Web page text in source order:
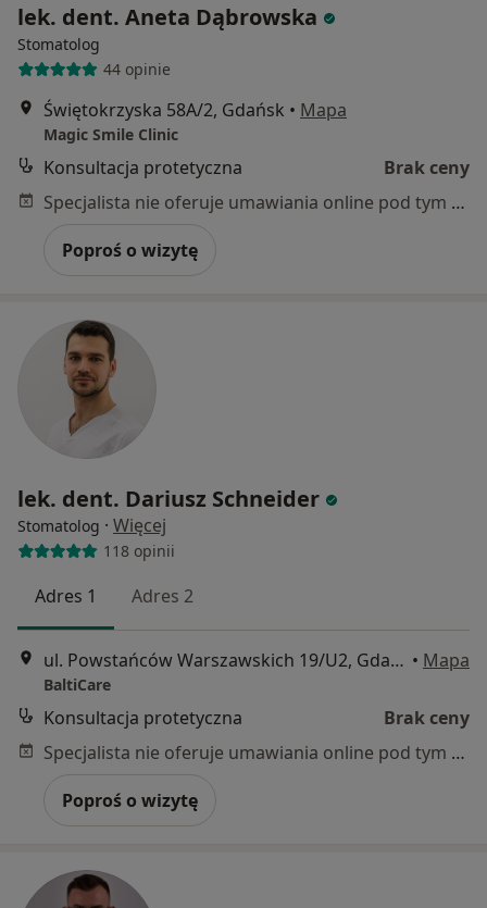
lek. dent. Aneta Dąbrowska
Stomatolog
44 opinie
Świętokrzyska 58A/2, Gdańsk • Mapa
Magic Smile Clinic
Konsultacja protetyczna
Brak ceny
Specjalista nie oferuje umawiania online pod tym adresem.
Poproś o wizytę
lek. dent. Dariusz Schneider
Stomatolog · Więcej
118 opinii
Adres 1 Adres 2
ul. Powstańców Warszawskich 19/U2, Gdańsk • Mapa
BaltiCare
Konsultacja protetyczna
Brak ceny
Specjalista nie oferuje umawiania online pod tym adresem.
Poproś o wizytę